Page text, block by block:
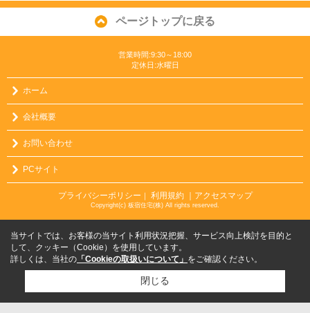
ページトップに戻る
営業時間:9:30～18:00
定休日:水曜日
ホーム
会社概要
お問い合わせ
PCサイト
プライバシーポリシー 利用規約 ｜アクセスマップ
Copyright(c) 板宿住宅(株) All rights reserved.
当サイトでは、お客様の当サイト利用状況把握、サービス向上検討を目的と
して、クッキー（Cookie）を使用しています。
詳しくは、当社の 「Cookieの取扱いについて」 をご確認ください。
閉じる